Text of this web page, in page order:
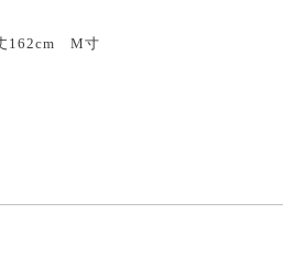
162cm M寸